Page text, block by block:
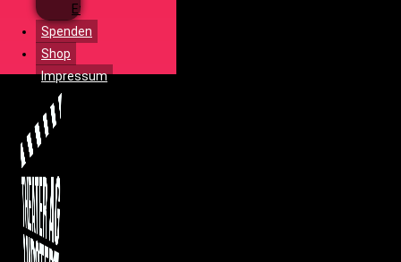
Effects
Spenden
Shop
Impressum